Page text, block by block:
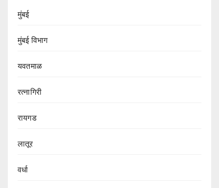
मुंबई
मुंबई विभाग‌
यवतमाळ
रत्नागिरी
रायगड
लातूर
वर्धा